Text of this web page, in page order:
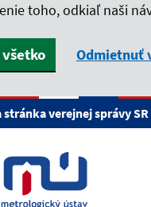
stránka verejnej správy SR
toho, odkiaľ naši
Odmietnuť